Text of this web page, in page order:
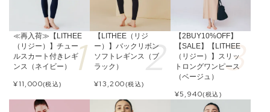
≪再入荷≫【LITHEE
（リジー）】チュー
ルスカート付きレギ
ンス（ネイビー）
¥11,000(税込)
【LITHEE（リジ
ー）】バックリボン
ソフトレギンス（ブ
ラック）
¥13,200(税込)
【2BUY10%OFF】
【SALE】【LITHEE
（リジー）】スリッ
トロングワンピース
（ベージュ）
¥5,940(税込)